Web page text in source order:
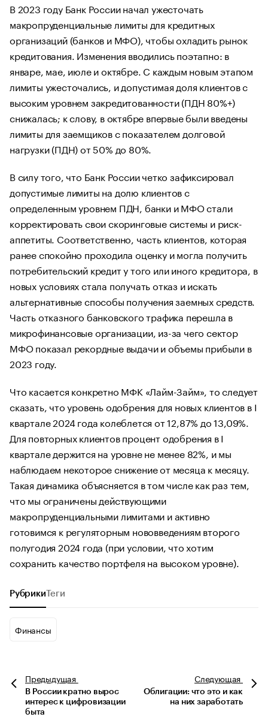
В 2023 году Банк России начал ужесточать
макропруденциальные лимиты для кредитных
организаций (банков и МФО), чтобы охладить рынок
кредитования. Изменения вводились поэтапно: в
январе, мае, июле и октябре. С каждым новым этапом
лимиты ужесточались, и допустимая доля клиентов с
высоким уровнем закредитованности (ПДН 80%+)
снижалась; к слову, в октябре впервые были введены
лимиты для заемщиков с показателем долговой
нагрузки (ПДН) от 50% до 80%.
В силу того, что Банк России четко зафиксировал
допустимые лимиты на долю клиентов с
определенным уровнем ПДН, банки и МФО стали
корректировать свои скоринговые системы и риск-
аппетиты. Соответственно, часть клиентов, которая
ранее спокойно проходила оценку и могла получить
потребительский кредит у того или иного кредитора, в
новых условиях стала получать отказ и искать
альтернативные способы получения заемных средств.
Часть отказного банковского трафика перешла в
микрофинансовые организации, из-за чего сектор
МФО показал рекордные выдачи и объемы прибыли в
2023 году.
Что касается конкретно МФК «Лайм-Займ», то следует
сказать, что уровень одобрения для новых клиентов в I
квартале 2024 года колеблется от 12,87% до 13,09%.
Для повторных клиентов процент одобрения в I
квартале держится на уровне не менее 82%, и мы
наблюдаем некоторое снижение от месяца к месяцу.
Такая динамика объясняется в том числе как раз тем,
что мы ограничены действующими
макропруденциальными лимитами и активно
готовимся к регуляторным нововведениям второго
полугодия 2024 года (при условии, что хотим
сохранить качество портфеля на высоком уровне).
Рубрики Теги
Финансы
Предыдущая
В России кратно вырос
интерес к цифровизации
быта
Следующая
Облигации: что это и как
на них заработать